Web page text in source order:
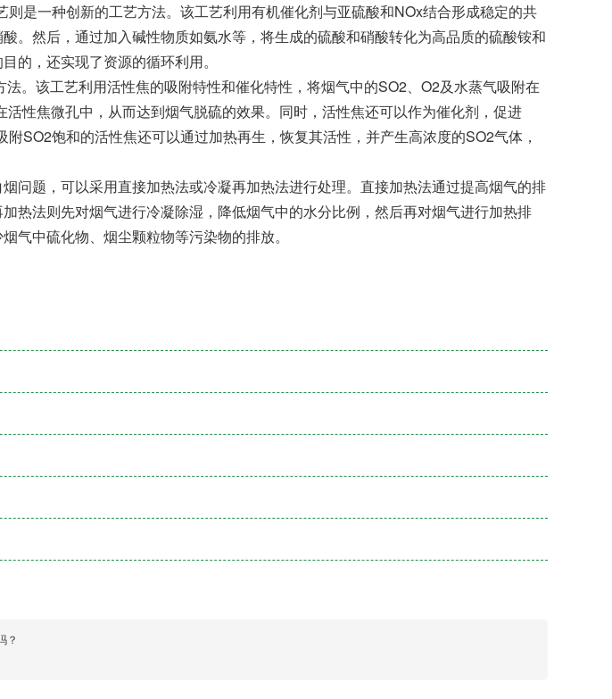
是一种创新的工艺方法。该工艺利用有机催化剂与亚硫酸和NOx结合形成稳定的共
。然后，通过加入碱性物质如氨水等，将生成的硫酸和硝酸转化为高品质的硫酸铵和
的，还实现了资源的循环利用。
。该工艺利用活性焦的吸附特性和催化特性，将烟气中的SO2、O2及水蒸气吸附在
性焦微孔中，从而达到烟气脱硫的效果。同时，活性焦还可以作为催化剂，促进
SO2饱和的活性焦还可以通过加热再生，恢复其活性，并产生高浓度的SO2气体，
问题，可以采用直接加热法或冷凝再加热法进行处理。直接加热法通过提高烟气的排
热法则先对烟气进行冷凝除湿，降低烟气中的水分比例，然后再对烟气进行加热排
气中硫化物、烟尘颗粒物等污染物的排放。
？